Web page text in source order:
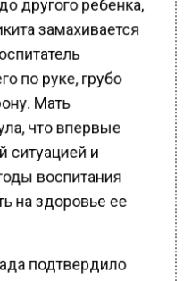
замахивается
по руке, грубо
Мать
что впервые
ситуацией и
воспитания
на здоровье ее
подтвердило